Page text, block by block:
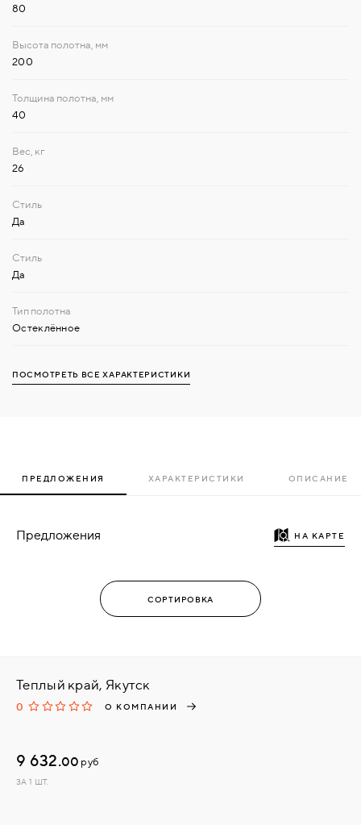
80
200
40
26
Да
Да
Остеклённое
ПОСМОТРЕТЬ ВСЕ ХАРАКТЕРИСТИКИ
ПРЕДЛОЖЕНИЯ ХАРАКТЕРИСТИКИ ОПИСАНИЕ
Предложения НА КАРТЕ
Теплый край, Якутск
0 О КОМПАНИИ
9 632.00 руб
ЗА 1 ШТ.